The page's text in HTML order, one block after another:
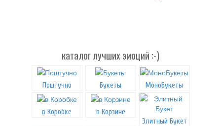
каталог лучших эмоций :-)
Поштучно Букеты МоноБукеты
в Коробке
в Корзине
Элитный Букет